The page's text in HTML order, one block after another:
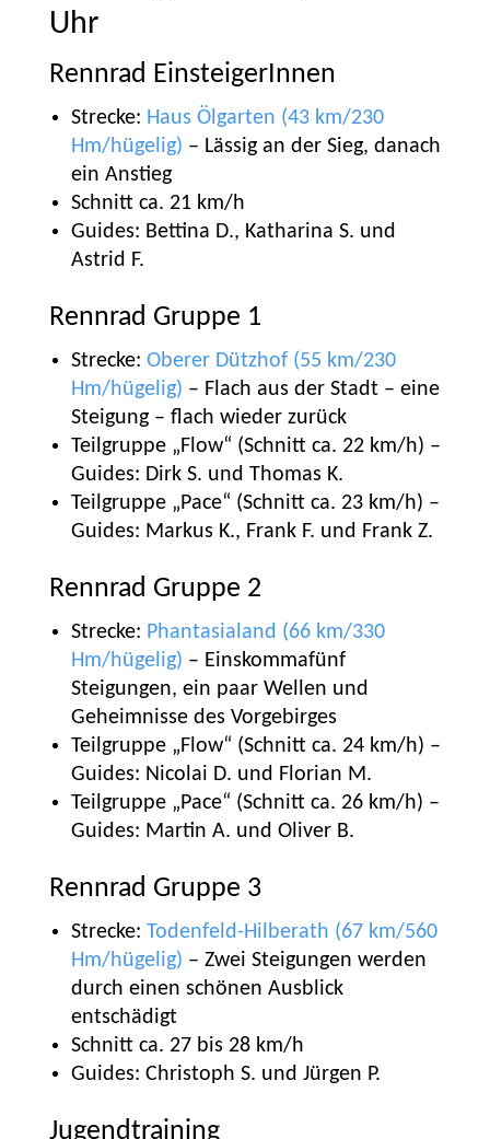
Uhr
Rennrad EinsteigerInnen
Strecke: Haus Ölgarten (43 km/230
Hm/hügelig) – Lässig an der Sieg, danach
ein Anstieg
Schnitt ca. 21 km/h
Guides: Bettina D., Katharina S. und
Astrid F.
Rennrad Gruppe 1
Strecke: Oberer Dützhof (55 km/230
Hm/hügelig) – Flach aus der Stadt – eine
Steigung – flach wieder zurück
Teilgruppe „Flow“ (Schnitt ca. 22 km/h) –
Guides: Dirk S. und Thomas K.
Teilgruppe „Pace“ (Schnitt ca. 23 km/h) –
Guides: Markus K., Frank F. und Frank Z.
Rennrad Gruppe 2
Strecke: Phantasialand (66 km/330
Hm/hügelig) – Einskommafünf
Steigungen, ein paar Wellen und
Geheimnisse des Vorgebirges
Teilgruppe „Flow“ (Schnitt ca. 24 km/h) –
Guides: Nicolai D. und Florian M.
Teilgruppe „Pace“ (Schnitt ca. 26 km/h) –
Guides: Martin A. und Oliver B.
Rennrad Gruppe 3
Strecke: Todenfeld-Hilberath (67 km/560
Hm/hügelig) – Zwei Steigungen werden
durch einen schönen Ausblick
entschädigt
Schnitt ca. 27 bis 28 km/h
Guides: Christoph S. und Jürgen P.
Jugendtraining